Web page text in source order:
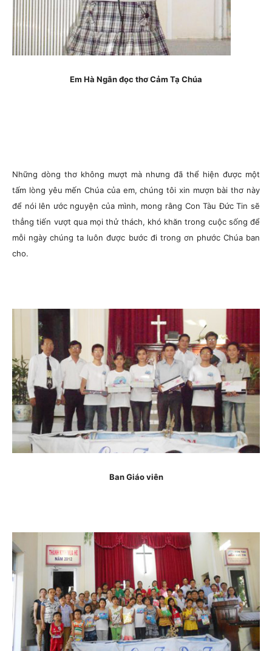
Em Hà Ngân đọc thơ Cảm Tạ Chúa
Những dòng thơ không mượt mà nhưng đã thể hiện được một
tấm lòng yêu mến Chúa của em, chúng tôi xin mượn bài thơ này
để nói lên ước nguyện của mình, mong rằng Con Tàu Đức Tin sẽ
thẳng tiến vượt qua mọi thử thách, khó khăn trong cuộc sống để
mỗi ngày chúng ta luôn được bước đi trong ơn phước Chúa ban
cho.
Ban Giáo viên